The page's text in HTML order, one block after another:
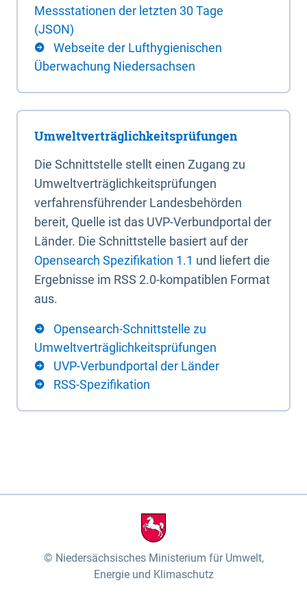
Messstationen der letzten 30 Tage
(JSON)
Webseite der Lufthygienischen
Überwachung Niedersachsen
Umweltverträglichkeitsprüfungen
Die Schnittstelle stellt einen Zugang zu
Umweltverträglichkeitsprüfungen
verfahrensführender Landesbehörden
bereit, Quelle ist das UVP-Verbundportal der
Länder. Die Schnittstelle basiert auf der
Opensearch Spezifikation 1.1 und liefert die
Ergebnisse im RSS 2.0-kompatiblen Format
aus.
Opensearch-Schnittstelle zu
Umweltverträglichkeitsprüfungen
UVP-Verbundportal der Länder
RSS-Spezifikation
Niedersächsisches Ministerium für Umwelt,
Energie und Klimaschutz